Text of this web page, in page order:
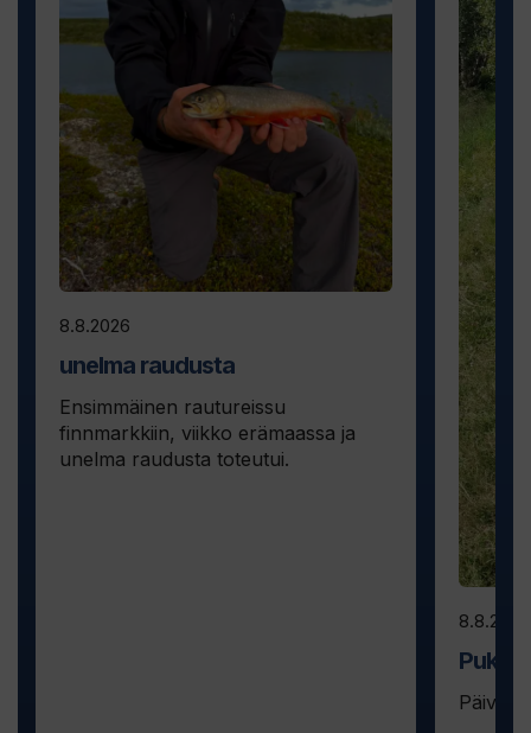
8.8.2026
unelma raudusta
Ensimmäinen rautureissu
finnmarkkiin, viikko erämaassa ja
unelma raudusta toteutui.
8.8.2026
Päivän